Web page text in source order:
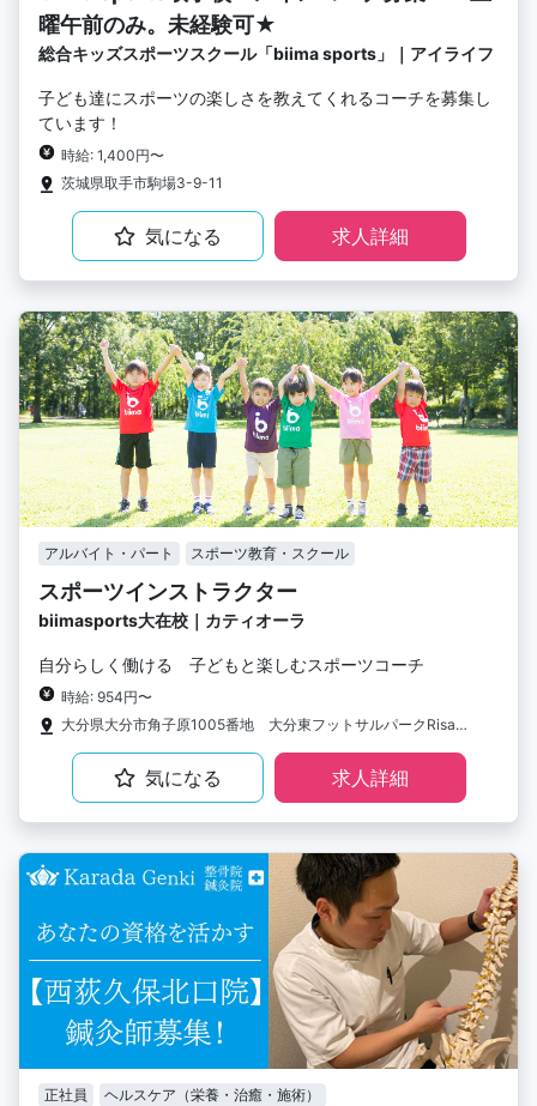
曜午前のみ。未経験可★
総合キッズスポーツスクール「biima sports」｜アイライフ
子ども達にスポーツの楽しさを教えてくれるコーチを募集し
ています！
時給: 1,400円〜
茨城県取手市駒場3-9-11
気になる 求人詳細
アルバイト・パート スポーツ教育・スクール
スポーツインストラクター
biimasports大在校｜カティオーラ
自分らしく働ける 子どもと楽しむスポーツコーチ
時給: 954円〜
大分県大分市角子原1005番地 大分東フットサルパークRisanaRosso
気になる 求人詳細
正社員 ヘルスケア（栄養・治癒・施術）